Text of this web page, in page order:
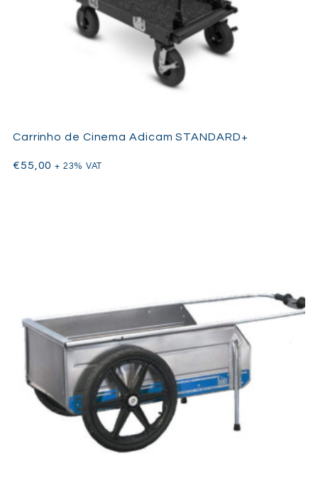
Carrinho de Cinema Adicam STANDARD+
€55,00 + 23% VAT